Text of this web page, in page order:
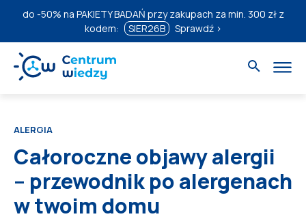
do -50% na PAKIETY BADAŃ przy zakupach za min. 300 zł z
kodem:
SIER26B Sprawdź ›
ALERGIA
Całoroczne objawy alergii
– przewodnik po alergenach
w twoim domu